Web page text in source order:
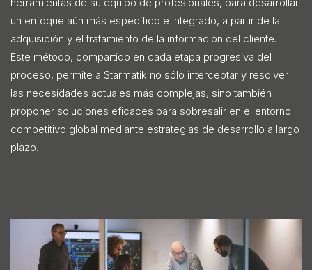
un enfoque aún más específico e integrado, a partir de la
adquisición y el tratamiento de la información del cliente.
Este método, compartido en cada etapa progresiva del
proceso, permite a Starmatik no sólo interceptar y resolver
las necesidades actuales más complejas, sino también
proponer soluciones eficaces para sobresalir en el entorno
competitivo global mediante estrategias de desarrollo a largo
plazo.